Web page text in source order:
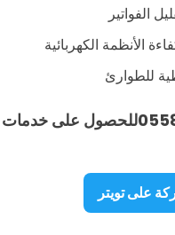
الفواتير
الأنظمة الكهربائية
للطوارئ
على تويتر